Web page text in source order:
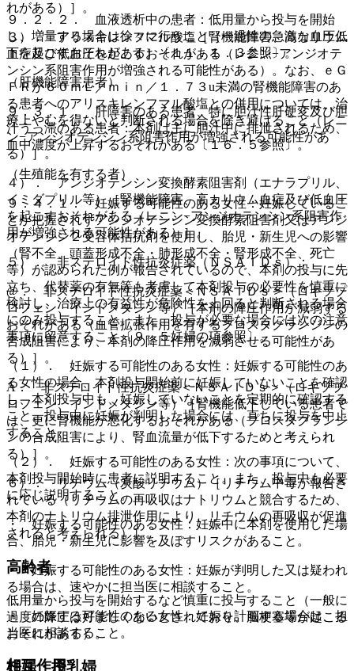
れがある）］。
３）． アリスキレンフマル酸塩［腎機能障害、高カリウム
血症及び低血圧を起こすおそれがある（レニン−アンジオテ
ンシン系阻害作用が増強される可能性がある）。なお、ｅＧ
ＦＲが６０ｍＬ／ｍｉｎ／１．７３u未満の腎機能障害のあ
る患者へのアリスキレンフマル酸塩との併用については、治
療上やむを得ないと判断される場合を除き避けること（レニ
ン−アンジオテンシン系阻害作用が増強される可能性があ
る）］。
４）． アンジオテンシン変換酵素阻害剤（エナラプリル、
イミダプリル等）［腎機能障害、高カリウム血症及び低血圧
を起こすおそれがある（レニン−アンジオテンシン系阻害作
用が増強される可能性がある）］。
５）． 非ステロイド性抗炎症薬（ＮＳＡＩＤｓ）：
@． 非ステロイド性抗炎症薬＜ＮＳＡＩＤｓ＞（ロキソプ
ロフェン、インドメタシン等）［本剤の降圧作用が減弱する
おそれがある（血管拡張作用を有するプロスタグランジンの
合成阻害により、本剤の降圧作用を減弱させる可能性があ
る）］。
A． 非ステロイド性抗炎症薬＜ＮＳＡＩＤｓ＞（ロキソプ
ロフェン、インドメタシン等）［腎機能低下している患者で
は、更に腎機能が悪化するおそれがある（プロスタグランジ
ンの合成阻害により、腎血流量が低下するためと考えられ
る）］。
６）． リチウム（炭酸リチウム）［リチウム中毒が報告さ
れている（リチウムの再吸収はナトリウムと競合するため、
本剤のナトリウム排泄作用により、リチウムの再吸収が促進
されると考えられる）］。
高齢者
低用量から投与を開始するなど慎重に投与すること（一般に
過度の降圧は好ましくないとされており、脳梗塞等が起こる
おそれがある）。
妊婦・授乳婦
９．２．２． 血液透析中の患者：低用量から投与を開始
し、増量する場合は徐々に行うこと（一過性の急激な血圧低
下を起こすおそれがある）〔１１．１．３参照〕。
（肝機能障害患者）
９．３．１． 肝障害のある患者、特に胆汁性肝硬変及び胆
汁うっ滞のある患者：本剤は主に胆汁中に排泄されるため、
血中濃度が上昇するおそれがある〔１６．５参照〕。
（生殖能を有する者）
９．４．１． 妊娠する可能性のある女性：妊娠しているこ
とが把握されずアンジオテンシン変換酵素阻害剤又はアンジ
オテンシン２受容体拮抗剤を使用し、胎児・新生児への影響
（腎不全、頭蓋形成不全・肺形成不全・腎形成不全、死亡
等）が認められた例が報告されているので、本剤の投与に先
立ち、代替薬の有無等も考慮して本剤投与の必要性を慎重に
検討し、治療上の有益性が危険性を上回ると判断される場合
にのみ投与すること。また、投与が必要な場合には次の注意
事項に留意すること〔９．５妊婦の項参照〕。
（１）． 妊娠する可能性のある女性：妊娠する可能性のあ
る女性の場合、本剤投与開始前に妊娠していないことを確認
し、本剤投与中も、妊娠していないことを定期的に確認する
こと。投与中に妊娠が判明した場合には、直ちに投与を中止
すること。
（２）． 妊娠する可能性のある女性：次の事項について、
本剤投与開始時に患者に説明すること。また、投与中も必要
に応じ説明すること。
・ 妊娠する可能性のある女性：妊娠中に本剤を使用した場
合、胎児・新生児に影響を及ぼすリスクがあること。
・ 妊娠する可能性のある女性：妊娠が判明した又は疑われ
る場合は、速やかに担当医に相談すること。
・ 妊娠する可能性のある女性：妊娠を計画する場合は、担
当医に相談すること。
相互作用